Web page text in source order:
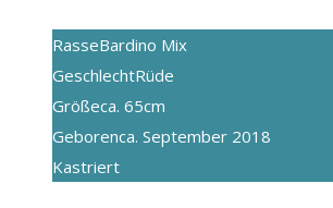
RasseBardino Mix
GeschlechtRüde
Größeca. 65cm
Geborenca. September 2018
Kastriert